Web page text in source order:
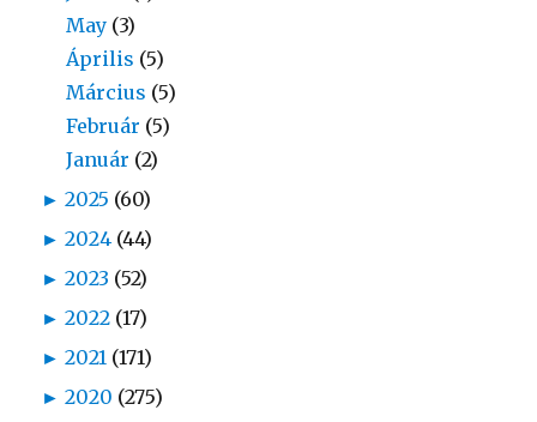
May (3)
Április (5)
Március (5)
Február (5)
Január (2)
► 2025 (60)
► 2024 (44)
► 2023 (52)
► 2022 (17)
► 2021 (171)
► 2020 (275)